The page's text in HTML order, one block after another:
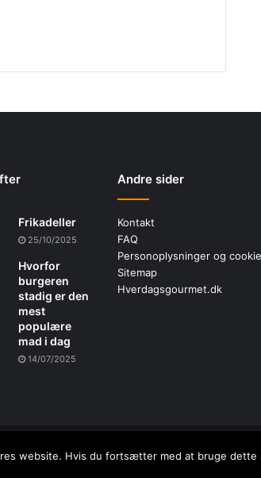
Frikadeller
25/10/2025
Hvorfor
burgeren
stadig er den
mest
populære
mad i dag
14/07/2025
Andre sider
Kontakt
FAQ
Personoplysninger og
Sitemap
Hverdagsgourmet.dk
- Alle tekster på siden er beskyttet efter
website. Hvis du fortsætter med at bruge